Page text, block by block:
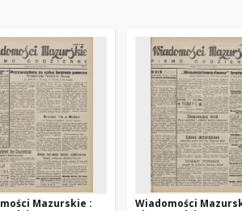
Mazurskie :
Wiadomości